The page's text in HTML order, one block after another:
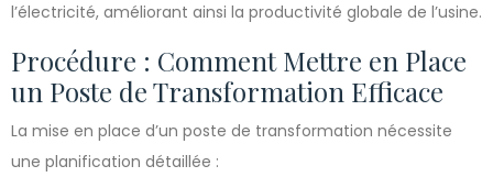
l’électricité, améliorant ainsi la productivité globale de l’usine.
Procédure : Comment Mettre en Place
un Poste de Transformation Efficace
La mise en place d’un poste de transformation nécessite
une planification détaillée :